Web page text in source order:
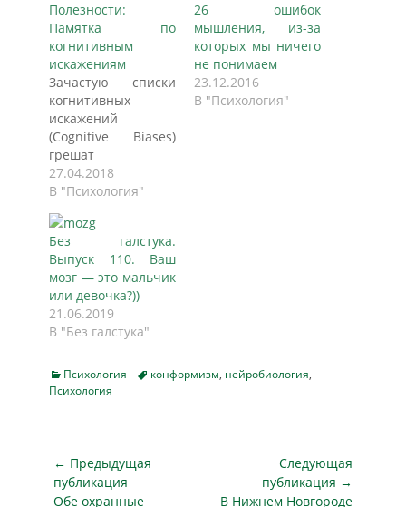
Полезности:
Памятка по
когнитивным
искажениям
Зачастую списки
когнитивных
искажений
(Cognitive Biases)
грешат
повторением одних
и тех же явлений
под разными
именами. Цель этой
статьи — упростить
и яснее
организовать
данную систему. В
перечне вы
найдете до 20
особенностей
восприятия,
согласно основной
ментальной
проблеме.
27.04.2018
В "Психология"
26 ошибок
мышления, из-за
которых мы ничего
не понимаем
23.12.2016
В "Психология"
Без галстука.
Выпуск 110. Ваш
мозг — это мальчик
или девочка?))
21.06.2019
В "Без галстука"
Categories
Психология Tagsконформизм, нейробиология,
Психология
Навигация
по
← Предыдущая
публикация
Предыдущая
Обе охранные
Следующая
публикация →
Следующая
В Нижнем Новгороде